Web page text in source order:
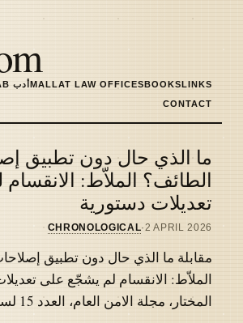
ADAB أدبMALLAT LAW OFFICESBOOKSLINKS
CONTACT
ما الذي حال دون تطبيق
الطائف؟ الملاّط:
تعديلات دستورية
2 APRIL 2026
·
CHRONOLOGICAL
مقابلة ما الذي حال دون تطبيق
الملاّط: الانقسام لم يشجّع على
المختار، مجلة الامن العام، العدد 15 لسنة 2026